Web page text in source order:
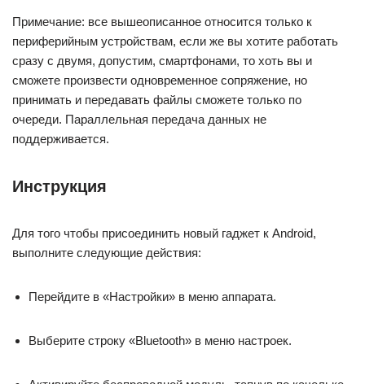
Примечание: все вышеописанное относится только к
периферийным устройствам, если же вы хотите работать
сразу с двумя, допустим, смартфонами, то хоть вы и
сможете произвести одновременное сопряжение, но
принимать и передавать файлы сможете только по
очереди. Параллельная передача данных не
поддерживается.
Инструкция
Для того чтобы присоединить новый гаджет к Android,
выполните следующие действия:
Перейдите в «Настройки» в меню аппарата.
Выберите строку «Bluetooth» в меню настроек.